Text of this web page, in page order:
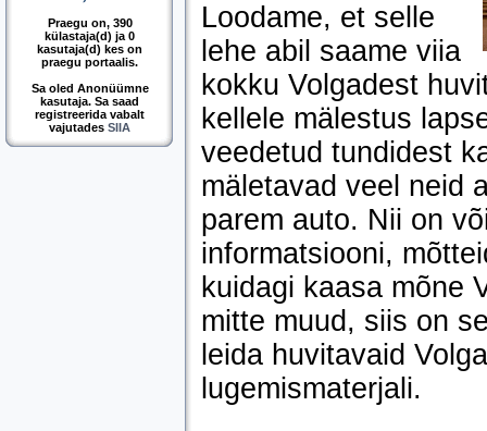
Praegu on, 390
külastaja(d) ja 0
kasutaja(d) kes on
praegu portaalis.
Sa oled Anonüümne
kasutaja. Sa saad
registreerida vabalt
vajutades SIIA
Loodame, et selle
lehe abil saame viia
kokku Volgadest
kellele mälestus
veedetud tundidest
mäletavad veel neid
parem auto. Nii on
informatsiooni,
kuidagi kaasa mõne
mitte muud, siis on
leida huvitavaid
lugemismaterjali.